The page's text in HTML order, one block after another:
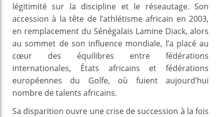
légitimité sur la discipline et le réseautage. Son
accession à la tête de l’athlétisme africain en 2003,
en remplacement du Sénégalais Lamine Diack, alors
au sommet de son influence mondiale, l’a placé au
cœur des équilibres entre fédérations
internationales, États africains et fédérations
européennes du Golfe, où fuient aujourd’hui
nombre de talents africains.
Sa disparition ouvre une crise de succession à la fois